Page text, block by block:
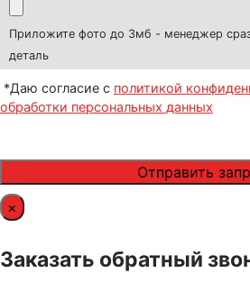
Приложите фото до 3мб - менеджер
деталь
*Даю согласие с политикой
обработки персональных данных
×
Заказать обратный